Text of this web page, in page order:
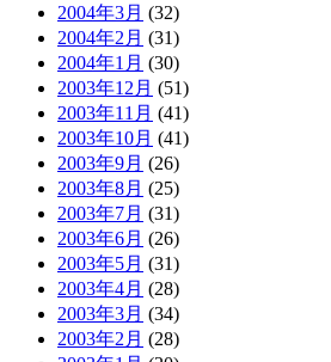
2004年3月 (32)
2004年2月 (31)
2004年1月 (30)
2003年12月 (51)
2003年11月 (41)
2003年10月 (41)
2003年9月 (26)
2003年8月 (25)
2003年7月 (31)
2003年6月 (26)
2003年5月 (31)
2003年4月 (28)
2003年3月 (34)
2003年2月 (28)